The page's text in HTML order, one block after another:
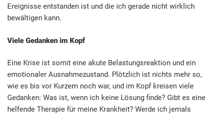
Ereignisse entstanden ist und die ich gerade nicht wirklich
bewältigen kann.
Viele Gedanken im Kopf
Eine Krise ist somit eine akute Belastungsreaktion und ein
emotionaler Ausnahmezustand. Plötzlich ist nichts mehr so,
wie es bis vor Kurzem noch war, und im Kopf kreisen viele
Gedanken: Was ist, wenn ich keine Lösung finde? Gibt es eine
helfende Therapie für meine Krankheit? Werde ich jemals